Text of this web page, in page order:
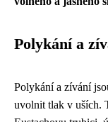
Polykání a
Polykání a zívání
uvolnit tlak v uších.